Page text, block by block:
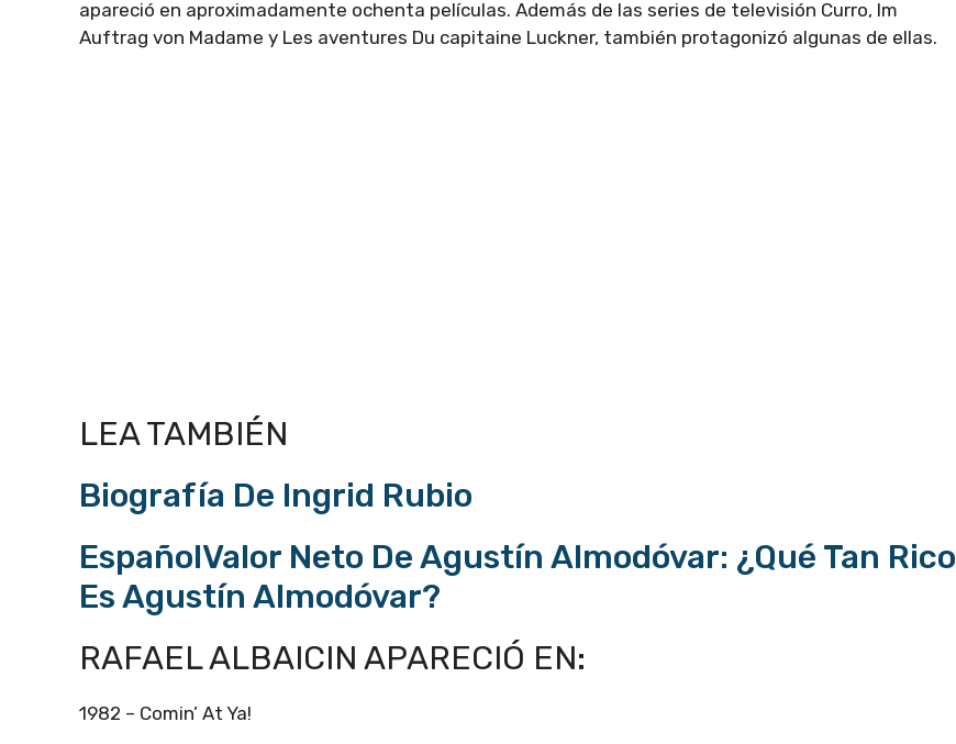
apareció en aproximadamente ochenta películas. Además de las series de televisión Curro, Im
Auftrag von Madame y Les aventures Du capitaine Luckner, también protagonizó algunas de ellas.
LEA TAMBIÉN
Biografía De Ingrid Rubio
EspañolValor Neto De Agustín Almodóvar: ¿Qué Tan Rico
Es Agustín Almodóvar?
RAFAEL ALBAICIN APARECIÓ EN:
1982 – Comin’ At Ya!